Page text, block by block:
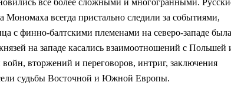
все более сложными и многогранными.
всегда пристально следили за событиями,
с финно-балтскими племенами на северо-западе была
на западе касались взаимоотношений с Польшей
вторжений и переговоров, интриг, заключения
судьбы Восточной и Южной Европы.